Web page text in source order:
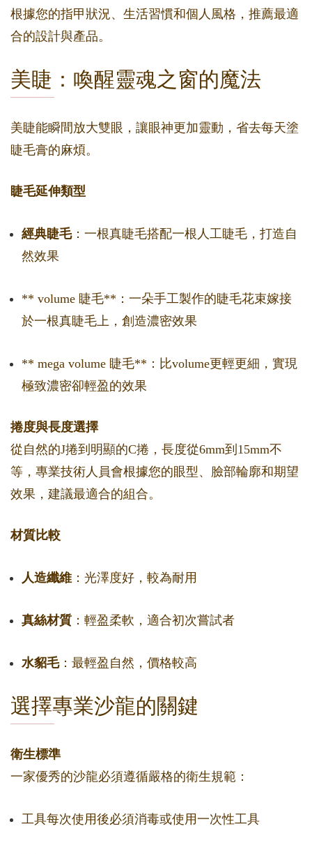
根據您的指甲狀況、生活習慣和個人風格，推薦最適
合的設計與產品。
美睫：喚醒靈魂之窗的魔法
美睫能瞬間放大雙眼，讓眼神更加靈動，省去每天塗
睫毛膏的麻煩。
睫毛延伸類型
經典睫毛：一根真睫毛搭配一根人工睫毛，打造自
然效果
** volume 睫毛**：一朵手工製作的睫毛花束嫁接
於一根真睫毛上，創造濃密效果
** mega volume 睫毛**：比volume更輕更細，實現
極致濃密卻輕盈的效果
捲度與長度選擇
從自然的J捲到明顯的C捲，長度從6mm到15mm不
等，專業技術人員會根據您的眼型、臉部輪廓和期望
效果，建議最適合的組合。
材質比較
人造纖維 ：光澤度好，較為耐用
真絲材質 ：輕盈柔軟，適合初次嘗試者
水貂毛：最輕盈自然，價格較高
選擇專業沙龍的關鍵
衛生標準
一家優秀的沙龍必須遵循嚴格的衛生規範：
工具每次使用後必須消毒或使用一次性工具